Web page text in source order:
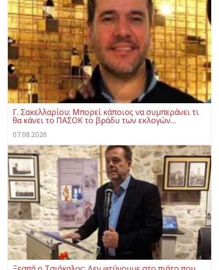
Γ. Σακελλαρίου: Μπορεί κάποιος να συμπεράνει τι
θα κάνει το ΠΑΣΟΚ το βράδυ των εκλογών…
07.08.2026